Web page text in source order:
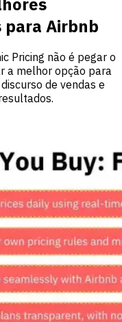
Airbnb
Pricing não é pegar o
a melhor opção para
de vendas e